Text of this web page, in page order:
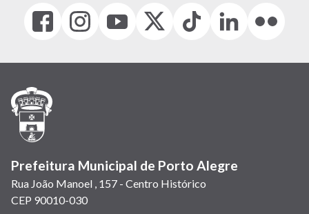
Facebook
(link
em
janela)
Instagram
(link
em
(link
em
(Antigo
(link
Tiktok
(link
em
LinkedIn
(link
em
(link
em
Prefeitura Municipal de Porto Alegre
Rua João Manoel , 157 - Centro Histórico
CEP 90010-030